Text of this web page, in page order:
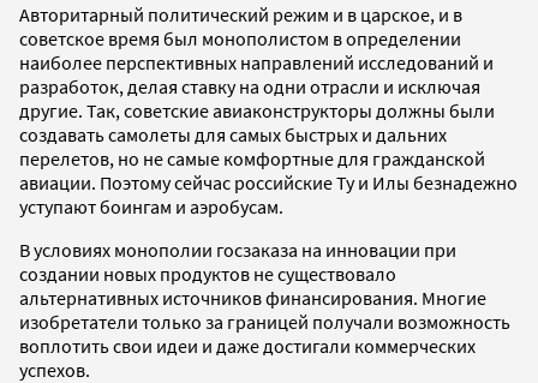
Авторитарный политический режим и в царское, и в
советское время был монополистом в определении
наиболее перспективных направлений исследований и
разработок, делая ставку на одни отрасли и исключая
другие. Так, советские авиаконструкторы должны были
создавать самолеты для самых быстрых и дальних
перелетов, но не самые комфортные для гражданской
авиации. Поэтому сейчас российские Ту и Илы безнадежно
уступают боингам и аэробусам.
В условиях монополии госзаказа на инновации при
создании новых продуктов не существовало
альтернативных источников финансирования. Многие
изобретатели только за границей получали возможность
воплотить свои идеи и даже достигали коммерческих
успехов.